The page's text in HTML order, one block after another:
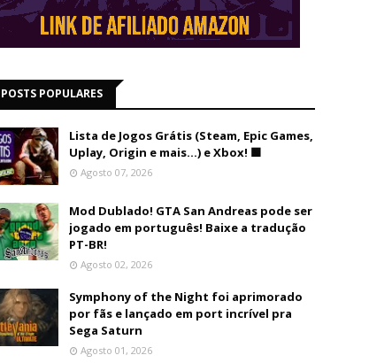
POSTS POPULARES
Lista de Jogos Grátis (Steam, Epic Games,
Uplay, Origin e mais...) e Xbox! 🟩
Agosto 07, 2026
Mod Dublado! GTA San Andreas pode ser
jogado em português! Baixe a tradução
PT-BR!
Agosto 02, 2026
Symphony of the Night foi aprimorado
por fãs e lançado em port incrível pra
Sega Saturn
Agosto 01, 2026